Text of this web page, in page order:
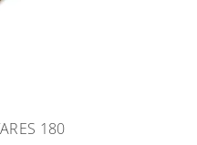
180